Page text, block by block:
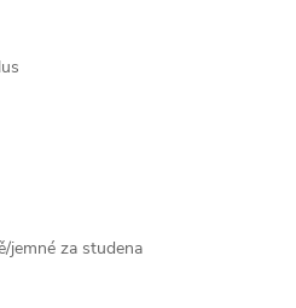
jemné za studena